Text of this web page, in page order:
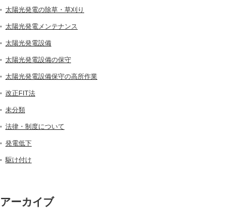
太陽光発電の除草・草刈り
太陽光発電メンテナンス
太陽光発電設備
太陽光発電設備の保守
太陽光発電設備保守の高所作業
改正FIT法
未分類
法律・制度について
発電低下
駆け付け
アーカイブ